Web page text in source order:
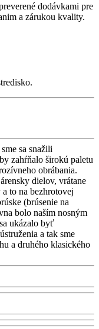
dodávkami pre
a zárukou kvality.
sa snažili
zahŕňalo širokú paletu
obrábania.
dielov, vrátane
to na bezhrotovej
(brúsenie na
bolo naším nosným
ukázalo byť
a tak sme
a druhého klasického